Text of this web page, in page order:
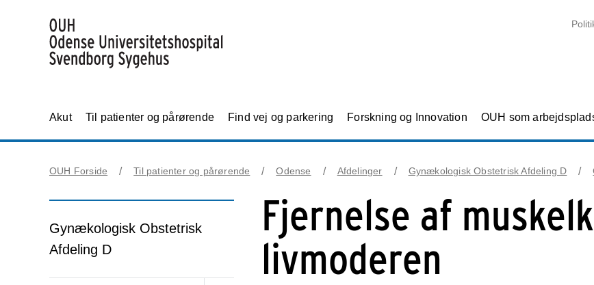
Akut Til patienter og pårørende Find vej og parkering Forskning og Innovation OUH som
OUH Forside Til patienter og pårørende Odense Afdelinger Gynækologisk Obstetrisk Afdeling D
Gynækologisk Obstetrisk
Afdeling D
Fjernelse af
livmoderen